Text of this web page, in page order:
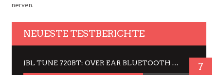
nerven.
NEUESTE TESTBERICHTE
JBL TUNE 720BT: OVER EAR BLUETOOTH KOPFHÖRER UM DIE 50,-€ IM DAUER-TEST 7